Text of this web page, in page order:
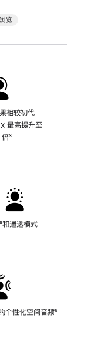
览
相较初代
最高提升至
脚
³
和通透模式
个性化空间音频脚
⁶